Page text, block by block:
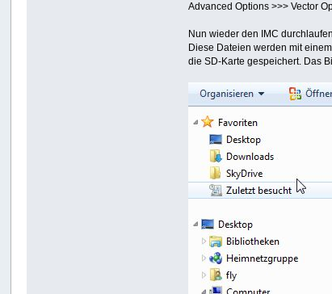
Advanced Options >>> Vector
Nun wieder den IMC
Diese Dateien werden mit
die SD-Karte gespeichert. Das